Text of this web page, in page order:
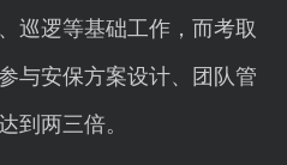
巡逻等基础工作，而考取
与安保方案设计、团队管
到两三倍。